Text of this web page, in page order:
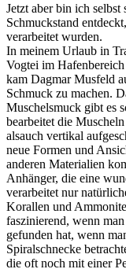
Jetzt aber bin ich selbst
Schmuckstand
verarbeitet wurden.
In meinem Urlaub in
Vogtei im
kam Dagmar Musfeld
Schmuck zu machen.
Muschelsmuck gibt es
bearbeitet die
alsauch vertikal
neue Formen und
anderen Materialien
Anhänger, die eine
verarbeitet nur
Korallen und
faszinierend, wenn
gefunden hat, wenn
Spiralschnecke
die oft noch mit einer